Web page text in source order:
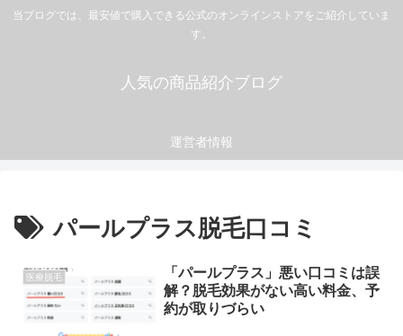
当ブログでは、最安値で購入できる公式のオンラインストアをご紹介していま
す。
人気の商品紹介ブログ
運営者情報
パールプラス脱毛口コミ
医療脱毛
「パールプラス」悪い口コミは誤
解？脱毛効果がない高い料金、予
約が取りづらい